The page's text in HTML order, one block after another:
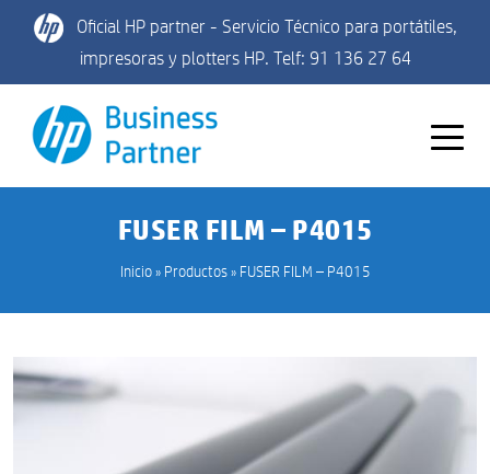
Oficial HP partner - Servicio Técnico para portátiles,
impresoras y plotters HP. Telf: 91 136 27 64
FUSER FILM – P4015
Inicio» Productos» FUSER FILM – P4015